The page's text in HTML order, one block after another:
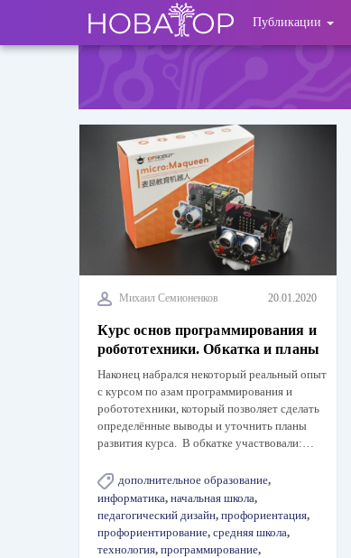
основному
User
account
Публикации
Михаил Семионенков 20.01.2020
Курс основ программирования и
робототехники. Обкатка и планы
Наконец набрался некоторый реальный опыт
с курсом по азам программирования и
робототехники, который позволяет сделать
определённые выводы и уточнить планы
развития курса. В обкатке участвовали:…
дополнительное образование,
информатика, начальная школа,
педагогический дизайн, профориентация,
профориентирование, средняя школа,
технология, программирование,